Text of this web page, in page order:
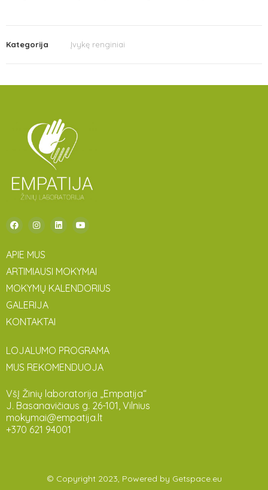
Kategorija Įvykę renginiai
APIE MUS
ARTIMIAUSI MOKYMAI
MOKYMŲ KALENDORIUS
GALERIJA
KONTAKTAI
LOJALUMO PROGRAMA
MUS REKOMENDUOJA
VšĮ Žinių laboratorija „Empatija“
J. Basanavičiaus g. 26-101, Vilnius
mokymai@empatija.lt
+370 621 94001
© Copyright 2023, Powered by Getspace.eu